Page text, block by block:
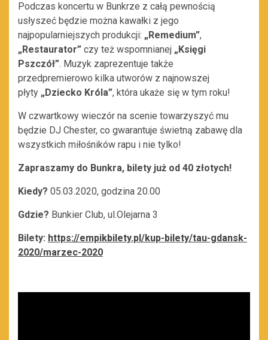
Podczas koncertu w Bunkrze z całą pewnością
usłyszeć będzie można kawałki z jego
najpopularniejszych produkcji: „Remedium”,
„Restaurator” czy też wspomnianej „Księgi
Pszczół”. Muzyk zaprezentuje także
przedpremierowo kilka utworów z najnowszej
płyty „Dziecko Króla”, która ukaże się w tym roku!
W czwartkowy wieczór na scenie towarzyszyć mu
będzie DJ Chester, co gwarantuje świetną zabawę dla
wszystkich miłośników rapu i nie tylko!
Zapraszamy do Bunkra, bilety już od 40 złotych!
Kiedy? 05.03.2020, godzina 20.00
Gdzie? Bunkier Club, ul.Olejarna 3
Bilety: https://empikbilety.pl/kup-bilety/tau-gdansk-
2020/marzec-2020